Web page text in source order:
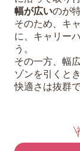
幅が広いのが
そのため、キ
に、キャリー
う。
その一方、幅
ゾンを引くと
快適さは抜群で